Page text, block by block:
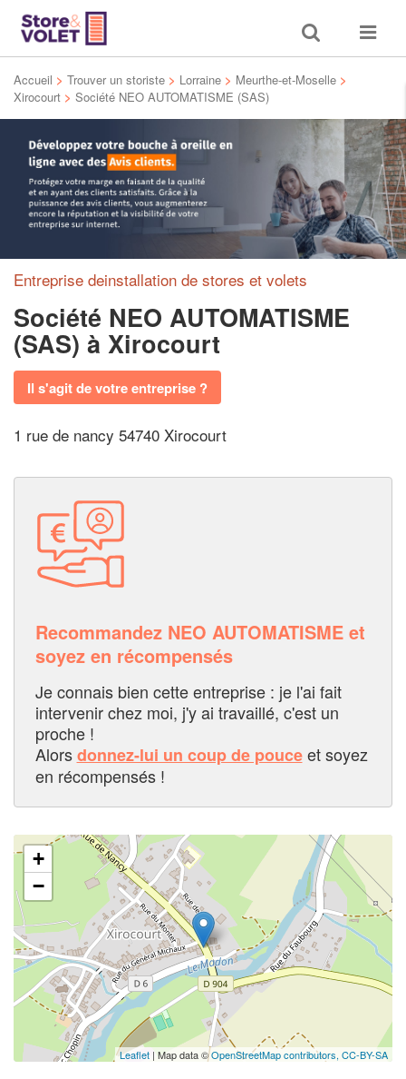
Toggle
search
Toggle
Accueil > Trouver un storiste > Lorraine > Meurthe-et-Moselle >
Xirocourt > Société NEO AUTOMATISME (SAS)
Entreprise deinstallation de stores et volets
Société NEO AUTOMATISME
(SAS) à Xirocourt
Il s'agit de votre entreprise ?
1 rue de nancy 54740 Xirocourt
Recommandez NEO AUTOMATISME et
soyez en récompensés
Je connais bien cette entreprise : je l'ai fait
intervenir chez moi, j'y ai travaillé, c'est un
proche !
Alorsdonnez-lui un coup de pouceet soyez
en récompensés !
+
−
Leaflet | Map data ©OpenStreetMap contributors, CC-BY-SA